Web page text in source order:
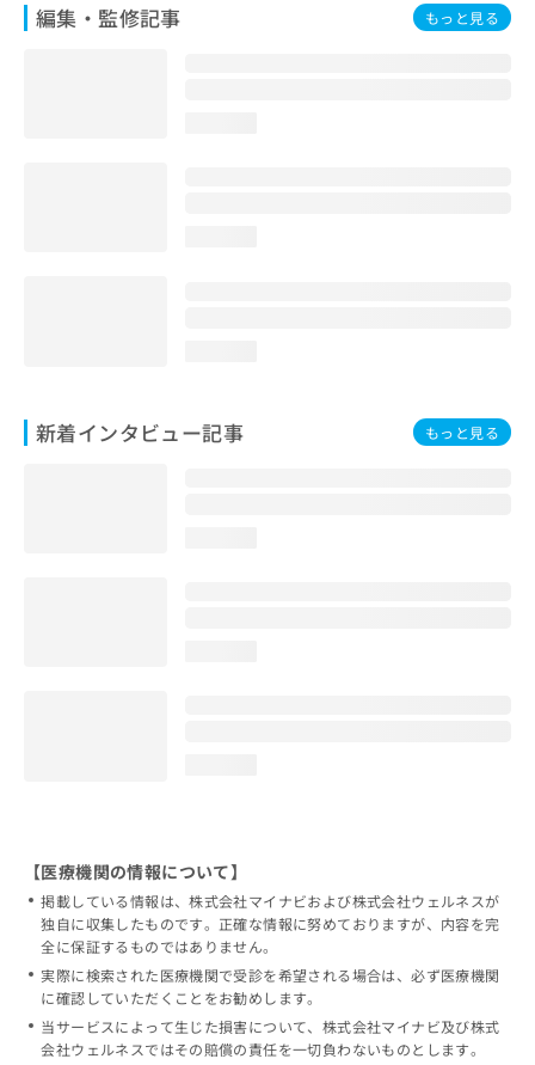
編集・監修記事 もっと見る
新着インタビュー記事 もっと見る
【医療機関の情報について】
掲載している情報は、株式会社マイナビおよび株式会社ウェルネスが
独自に収集したものです。正確な情報に努めておりますが、内容を完
全に保証するものではありません。
実際に検索された医療機関で受診を希望される場合は、必ず医療機関
に確認していただくことをお勧めします。
当サービスによって生じた損害について、株式会社マイナビ及び株式
会社ウェルネスではその賠償の責任を一切負わないものとします。